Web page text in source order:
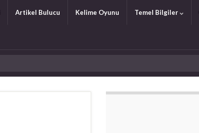
Artikel Bulucu Kelime Oyunu Temel Bilgiler